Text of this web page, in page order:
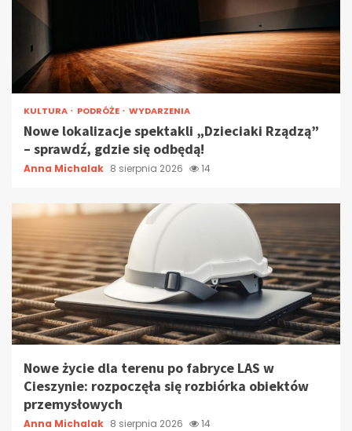
KULTURA PODRÓŻE WYDARZENIA
Nowe lokalizacje spektakli „Dzieciaki Rządzą”
– sprawdź, gdzie się odbędą!
Anna Michalak 8 sierpnia 2026 14
Nowe życie dla terenu po fabryce LAS w
Cieszynie: rozpoczęła się rozbiórka obiektów
przemysłowych
Anna Michalak 8 sierpnia 2026 14